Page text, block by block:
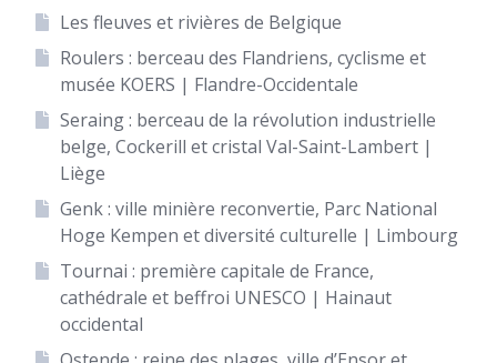
Les fleuves et rivières de Belgique
Roulers : berceau des Flandriens, cyclisme et
musée KOERS | Flandre-Occidentale
Seraing : berceau de la révolution industrielle
belge, Cockerill et cristal Val-Saint-Lambert |
Liège
Genk : ville minière reconvertie, Parc National
Hoge Kempen et diversité culturelle | Limbourg
Tournai : première capitale de France,
cathédrale et beffroi UNESCO | Hainaut
occidental